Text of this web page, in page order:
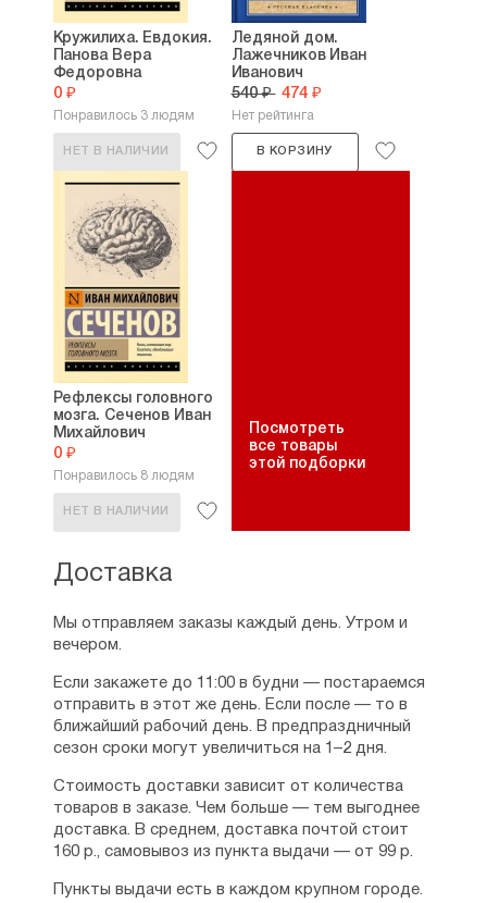
Кружилиха. Евдокия.
Панова Вера
Федоровна
0 ₽
Понравилось 3 людям
НЕТ В НАЛИЧИИ
Ледяной дом.
Лажечников Иван
Иванович
540 ₽ 474 ₽
Нет рейтинга
В КОРЗИНУ
Рефлексы головного
мозга. Сеченов Иван
Михайлович
0 ₽
Понравилось 8 людям
НЕТ В НАЛИЧИИ
Посмотреть
все товары
этой подборки
Доставка
Мы отправляем заказы каждый день. Утром и
вечером.
Если закажете до 11:00 в будни — постараемся
отправить в этот же день. Если после — то в
ближайший рабочий день. В предпраздничный
сезон сроки могут увеличиться на 1–2 дня.
Стоимость доставки зависит от количества
товаров в заказе. Чем больше — тем выгоднее
доставка. В среднем, доставка почтой стоит
160 р., самовывоз из пункта выдачи — от 99 р.
Пункты выдачи есть в каждом крупном городе.